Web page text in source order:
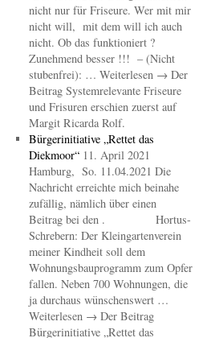
nicht nur für Friseure. Wer mit mir
nicht will, mit dem will ich auch
nicht. Ob das funktioniert ?
Zunehmend besser !!! – (Nicht
stubenfrei): … Weiterlesen → Der
Beitrag Systemrelevante Friseure
und Frisuren erschien zuerst auf
Margit Ricarda Rolf.
Bürgerinitiative „Rettet das
Diekmoor“ 11. April 2021
Hamburg, So. 11.04.2021 Die
Nachricht erreichte mich beinahe
zufällig, nämlich über einen
Beitrag bei den . Hortus-
Schrebern: Der Kleingartenverein
meiner Kindheit soll dem
Wohnungsbauprogramm zum Opfer
fallen. Neben 700 Wohnungen, die
ja durchaus wünschenswert …
Weiterlesen → Der Beitrag
Bürgerinitiative „Rettet das